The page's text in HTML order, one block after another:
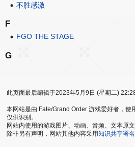
不胜感激
F
FGO THE STAGE
G
此页面最后编辑于2023年5月9日 (星期二)
本网站是由 Fate/Grand Order 游戏爱好者，
仅供识别。
网站内使用的游戏图片、动画、音频、文本原
除非另有声明，网站其他内容采用知识共享署